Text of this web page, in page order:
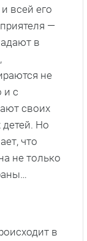
всей его
—
в
не
и с
своих
Но
что
не только
в